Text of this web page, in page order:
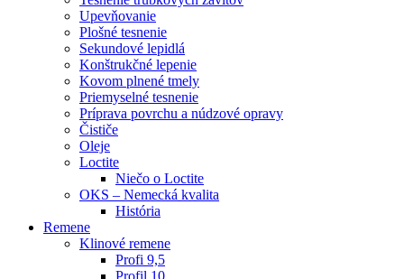
Upevňovanie
Plošné tesnenie
Sekundové lepidlá
Konštrukčné lepenie
Kovom plnené tmely
Priemyselné tesnenie
Príprava povrchu a núdzové opravy
Čističe
Oleje
Loctite
Niečo o Loctite
OKS – Nemecká kvalita
História
Remene
Klinové remene
Profi 9,5
Profil 10